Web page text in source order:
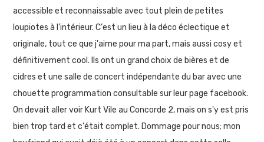
accessible et reconnaissable avec tout plein de petites
loupiotes à l'intérieur. C'est un lieu à la déco éclectique et
originale, tout ce que j'aime pour ma part, mais aussi cosy et
définitivement cool. Ils ont un grand choix de bières et de
cidres et une salle de concert indépendante du bar avec une
chouette programmation consultable sur leur page facebook.
On devait aller voir Kurt Vile au Concorde 2, mais on s'y est pris
bien trop tard et c'était complet. Dommage pour nous; mon